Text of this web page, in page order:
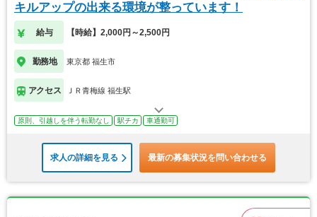
キルアップの出来る環境が整っています！
給与 【時給】2,000円～2,500円
勤務地 東京都 福生市
アクセス ＪＲ青梅線 福生駅
原則、引越しを伴う転勤なし 駅チカ 車通勤可
求人の詳細を見る 最新の募集状況を問い合わせる